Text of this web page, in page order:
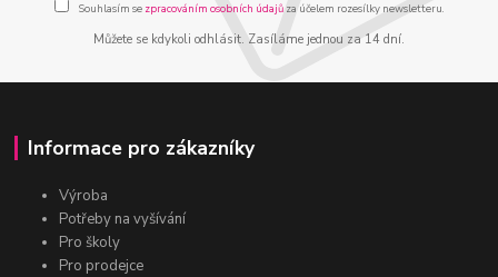
Souhlasím se zpracováním osobních údajůza účelem rozesílky newsletteru.
Můžete se kdykoli odhlásit. Zasíláme jednou za 14 dní.
Informace pro zákazníky
Výroba
Potřeby na vyšívání
Pro školy
Pro prodejce